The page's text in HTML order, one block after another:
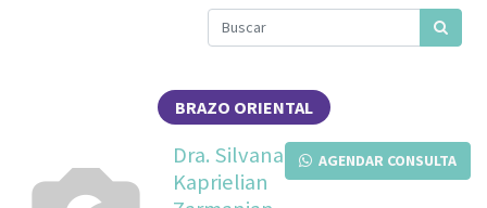
BRAZO ORIENTAL
AGENDAR CONSULTA
Dra. Silvana
Kaprielian